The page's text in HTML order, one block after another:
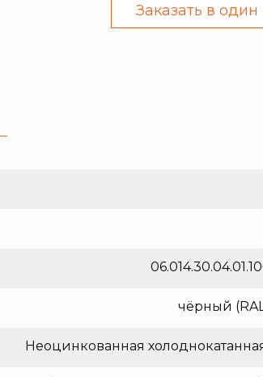
Заказать в один
чёрный
Неоцинкованная